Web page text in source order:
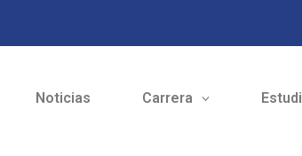
Noticias Carrera